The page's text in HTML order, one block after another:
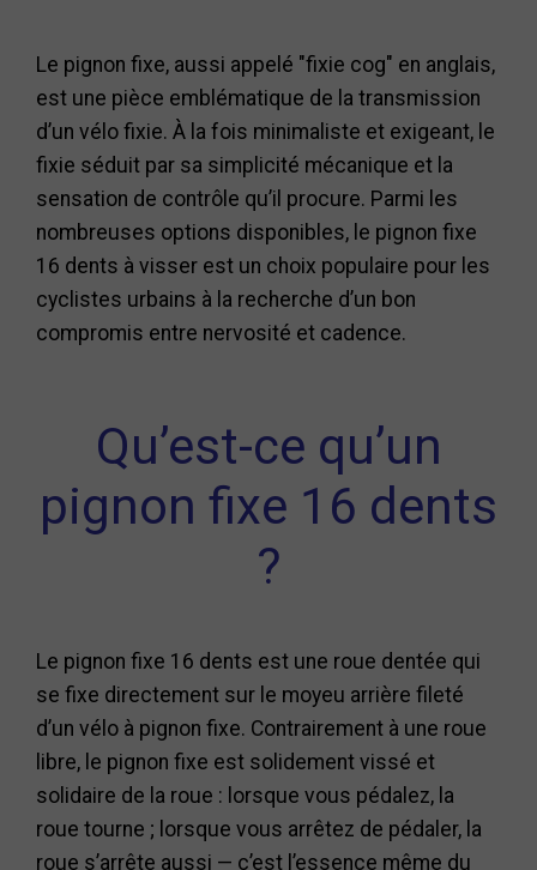
Le pignon fixe, aussi appelé "fixie cog" en anglais,
est une pièce emblématique de la transmission
d’un vélo fixie. À la fois minimaliste et exigeant, le
fixie séduit par sa simplicité mécanique et la
sensation de contrôle qu’il procure. Parmi les
nombreuses options disponibles, le pignon fixe
16 dents à visser est un choix populaire pour les
cyclistes urbains à la recherche d’un bon
compromis entre nervosité et cadence.
Qu’est-ce qu’un
pignon fixe 16 dents
?
Le pignon fixe 16 dents est une roue dentée qui
se fixe directement sur le moyeu arrière fileté
d’un vélo à pignon fixe. Contrairement à une roue
libre, le pignon fixe est solidement vissé et
solidaire de la roue : lorsque vous pédalez, la
roue tourne ; lorsque vous arrêtez de pédaler, la
roue s’arrête aussi — c’est l’essence même du